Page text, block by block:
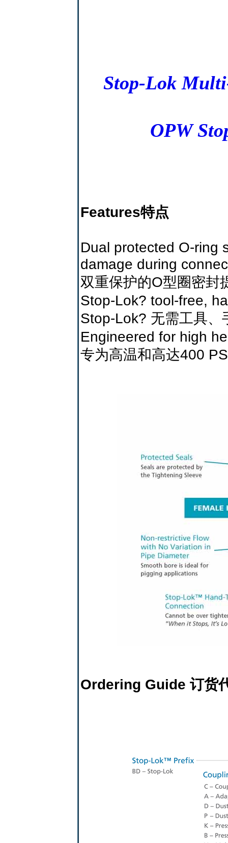
Stop-Lok
OPW
Features特点
Dual protected O-ring
damage during
双重保护的O型圈密封
Stop-Lok? tool-free,
Stop-Lok? 无需工具、
Engineered for high
专为高温和高达400
Ordering Guide 订货